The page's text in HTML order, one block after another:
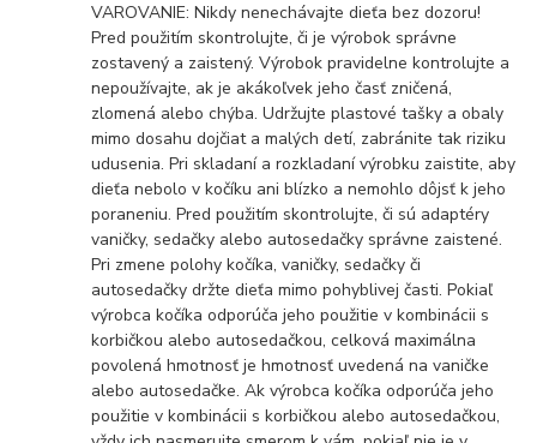
VAROVANIE: Nikdy nenechávajte dieťa bez dozoru!
Pred použitím skontrolujte, či je výrobok správne
zostavený a zaistený. Výrobok pravidelne kontrolujte a
nepoužívajte, ak je akákoľvek jeho časť zničená,
zlomená alebo chýba. Udržujte plastové tašky a obaly
mimo dosahu dojčiat a malých detí, zabránite tak riziku
udusenia. Pri skladaní a rozkladaní výrobku zaistite, aby
dieťa nebolo v kočíku ani blízko a nemohlo dôjsť k jeho
poraneniu. Pred použitím skontrolujte, či sú adaptéry
vaničky, sedačky alebo autosedačky správne zaistené.
Pri zmene polohy kočíka, vaničky, sedačky či
autosedačky držte dieťa mimo pohyblivej časti. Pokiaľ
výrobca kočíka odporúča jeho použitie v kombinácii s
korbičkou alebo autosedačkou, celková maximálna
povolená hmotnosť je hmotnosť uvedená na vaničke
alebo autosedačke. Ak výrobca kočíka odporúča jeho
použitie v kombinácii s korbičkou alebo autosedačkou,